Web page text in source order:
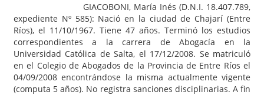
GIACOBONI, María Inés (D.N.I. 18.407.789,
expediente Nº 585): Nació en la ciudad de Chajarí (Entre
Ríos), el 11/10/1967. Tiene 47 años. Terminó los estudios
correspondientes a la carrera de Abogacía en la
Universidad Católica de Salta, el 17/12/2008. Se matriculó
en el Colegio de Abogados de la Provincia de Entre Ríos el
04/09/2008 encontrándose la misma actualmente vigente
(computa 5 años). No registra sanciones disciplinarias. A fin